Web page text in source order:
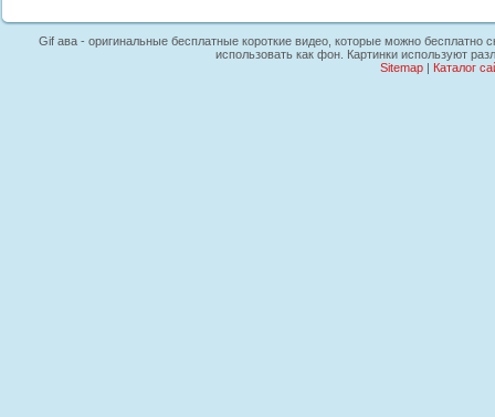
Gif ава - оригинальные бесплатные короткие видео, которые можно
использовать как фон. Картинки используют
Sitemap| Каталог